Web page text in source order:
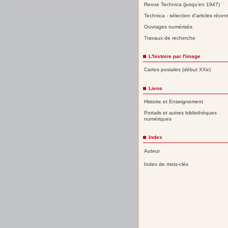
Revue Technica (jusqu'en 1947)
Technica - sélection d'articles
Ouvrages numérisés
Travaux de recherche
L'histoire par l'image
Cartes postales (début XXe)
Liens
Histoire et Enseignement
Portails et autres bibliothèques
numériques
Index
Auteur
Index de mots-clés